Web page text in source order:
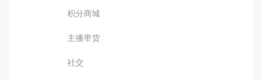
积分商城
主播带货
社交